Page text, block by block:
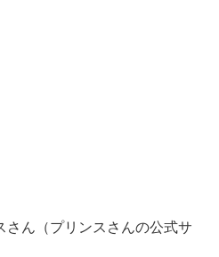
ん（プリンスさんの公式サ